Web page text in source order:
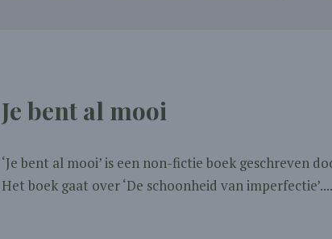
Je bent al mooi
‘Je bent al mooi’ is een non-fictie boek geschreven
Het boek gaat over ‘De schoonheid van imperfectie’....